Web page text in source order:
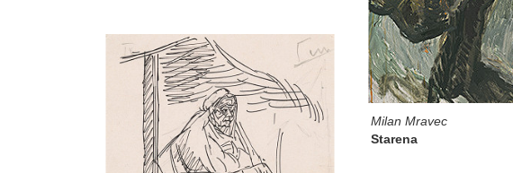
Milan Mravec
Starena